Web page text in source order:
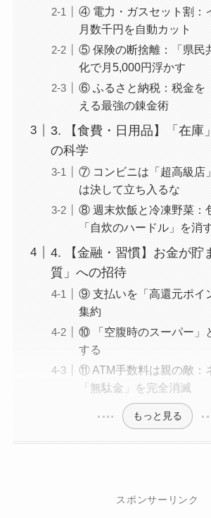
④ 電力・ガスセット割：
月数千円を自動カット
⑤ 保険の断捨離：「県民
化で月5,000円浮かす
⑥ ふるさと納税：税金を
える最強の錬金術
3. 【食費・日用品】「在庫
の科学
⑦ コンビニは「超高級店
は決して立ち入るな
⑧ 週末炊飯と冷凍野菜：
「自炊のハードル」を消
4. 【金融・習慣】お金が貯
質」への招待
⑨ 支払いを「高還元ポイ
集約
⑩ 「空腹時のスーパー」
する
⑪ ATM手数料は親の敵：
「無駄金」を完全消滅
もっと見る
スポンサーリンク